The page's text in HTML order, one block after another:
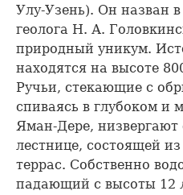
Улу-Узень). Он назван
геолога Н. А.
природный уникум.
находятся на высоте
Ручьи, стекающие с
спиваясь в глубоком и
Яман-Дере,
лестнице, состоящей
террас. Собственно
падающий с высоты 12